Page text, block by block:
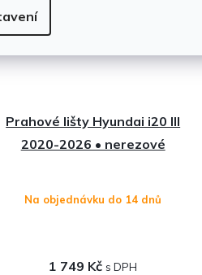
Prahové lišty Hyundai i20 III
2020-2026 • nerezové
Na objednávku do 14 dnů
1 749 Kč